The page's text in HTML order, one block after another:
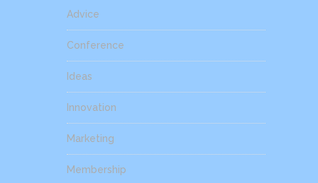
Advice
Conference
Ideas
Innovation
Marketing
Membership